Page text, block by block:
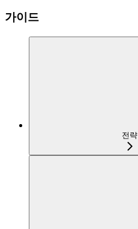
가이드
전략